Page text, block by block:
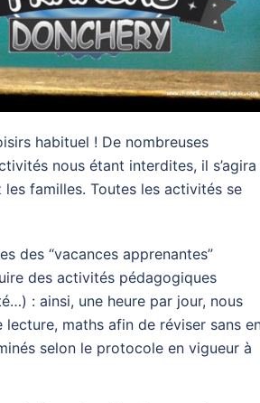
habituel ! De nombreuses
nous étant interdites, il s’agira
les familles. Toutes les activités se
des “vacances apprenantes”
des activités pédagogiques
: ainsi, une heure par jour, nous
maths afin de réviser sans
selon le protocole en vigueur à